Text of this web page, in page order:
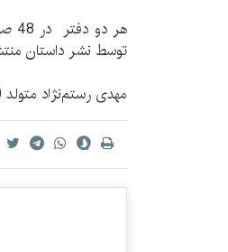
توسط نشر داستان
مهدی رستم‌نژاد متولد 1360 است.